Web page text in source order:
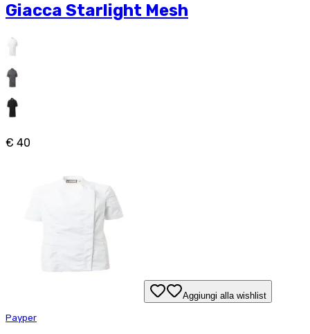
Giacca Starlight Mesh
€ 40
Aggiungi alla wishlist
Payper